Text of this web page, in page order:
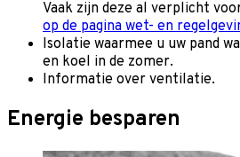
Vaak zijn deze al verplicht
op de pagina wet- en
Isolatie waarmee u uw pand
en koel in de zomer.
Informatie over ventilatie.
Energie besparen